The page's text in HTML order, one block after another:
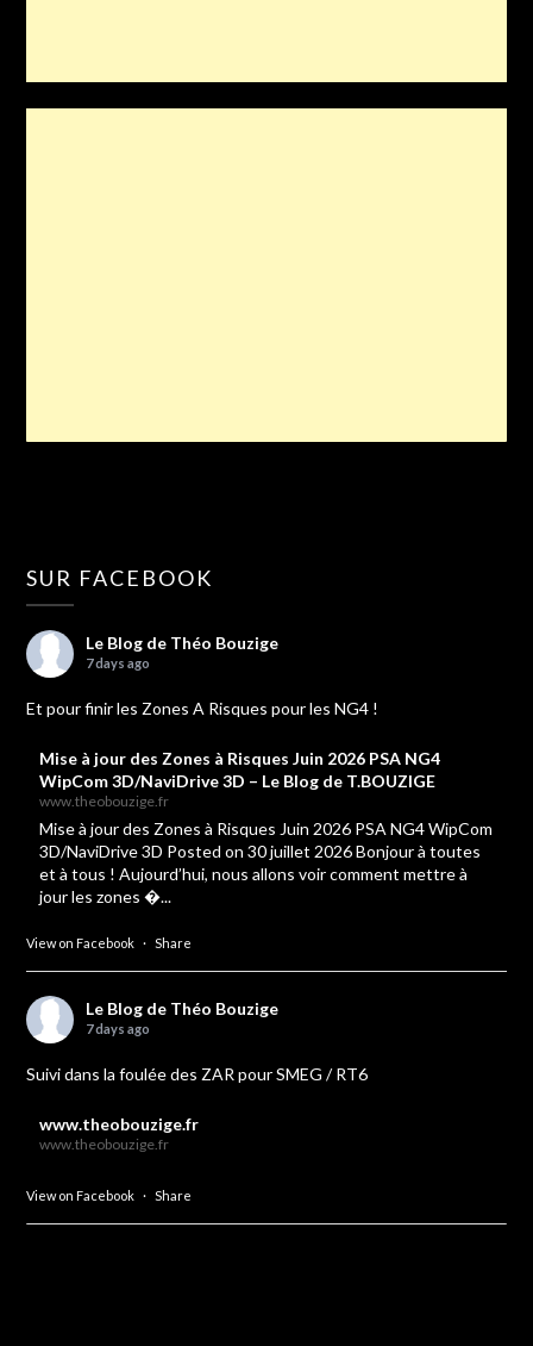
SUR FACEBOOK
Le Blog de Théo Bouzige
7 days ago
Et pour finir les Zones A Risques pour les NG4 !
Mise à jour des Zones à Risques Juin 2026 PSA NG4
WipCom 3D/NaviDrive 3D – Le Blog de T.BOUZIGE
www.theobouzige.fr
Mise à jour des Zones à Risques Juin 2026 PSA NG4 WipCom
3D/NaviDrive 3D Posted on 30 juillet 2026 Bonjour à toutes
et à tous ! Aujourd’hui, nous allons voir comment mettre à
jour les zones �...
View on Facebook · Share
Le Blog de Théo Bouzige
7 days ago
Suivi dans la foulée des ZAR pour SMEG / RT6
www.theobouzige.fr
www.theobouzige.fr
View on Facebook · Share